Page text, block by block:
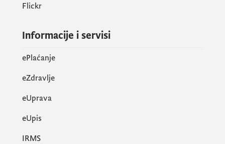
Flickr
Informacije i servisi
ePlaćanje
eZdravlje
eUprava
еUpis
IRMS